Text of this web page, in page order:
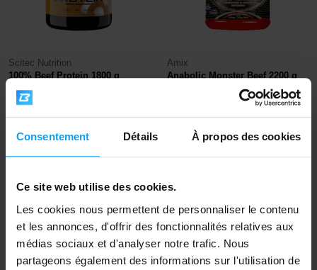
Consentement Détails À propos des cookies
Ce site web utilise des cookies.
Les cookies nous permettent de personnaliser le contenu
et les annonces, d'offrir des fonctionnalités relatives aux
médias sociaux et d'analyser notre trafic. Nous
partageons également des informations sur l'utilisation de
Scitec Nutrition
100% Beef Protein 1800 g
57,90€
Amix
Anabolic Monster Beef 2200 g
EN STOCK- IL NE RESTE QUE QUELQUES
ARTICLES